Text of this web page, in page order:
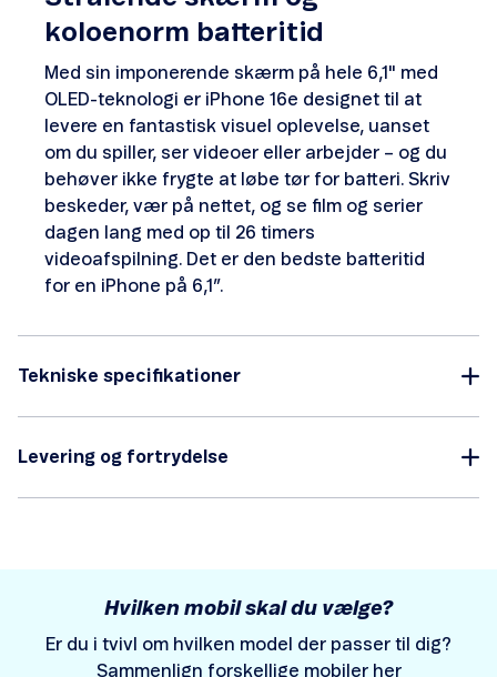
koloenorm batteritid
Med sin imponerende skærm på hele 6,1" med
OLED-teknologi er iPhone 16e designet til at
levere en fantastisk visuel oplevelse, uanset
om du spiller, ser videoer eller arbejder – og du
behøver ikke frygte at løbe tør for batteri. Skriv
beskeder, vær på nettet, og se film og serier
dagen lang med op til 26 timers
videoafspilning. Det er den bedste batteritid
for en iPhone på 6,1”.
Tekniske specifikationer
Levering og fortrydelse
Hvilken mobil skal du vælge?
Er du i tvivl om hvilken model der passer til dig?
Sammenlign forskellige mobiler her